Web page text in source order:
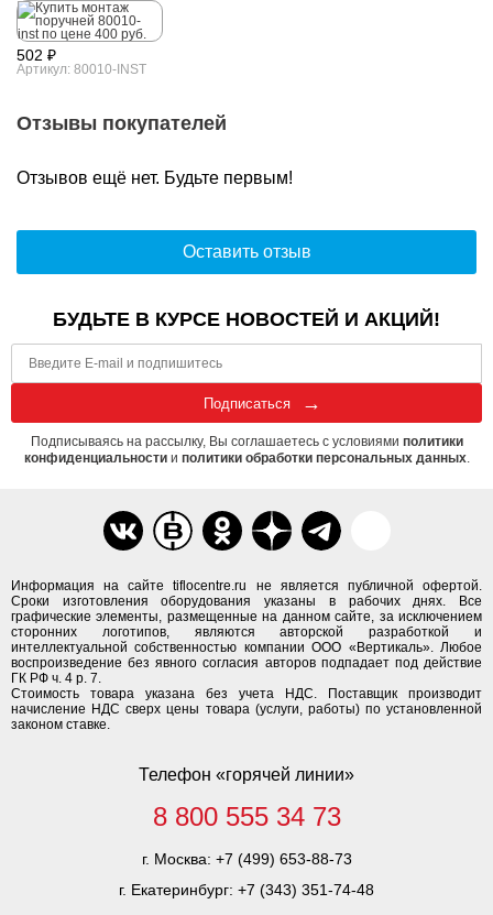
502 ₽
Артикул: 80010-INST
Отзывы покупателей
Отзывов ещё нет. Будьте первым!
Оставить отзыв
Информация на сайте tiflocentre.ru не является публичной офертой.
Сроки изготовления оборудования указаны в рабочих днях. Все
графические элементы, размещенные на данном сайте, за исключением
сторонних логотипов, являются авторской разработкой и
интеллектуальной собственностью компании ООО «Вертикаль». Любое
воспроизведение без явного согласия авторов подпадает под действие
ГК РФ ч. 4 р. 7.
Стоимость товара указана без учета НДС. Поставщик производит
начисление НДС сверх цены товара (услуги, работы) по установленной
законом ставке.
Телефон «горячей линии»
8 800 555 34 73
г. Москва: +7 (499) 653-88-73
г. Екатеринбург: +7 (343) 351-74-48
БУДЬТЕ В КУРСЕ НОВОСТЕЙ И АКЦИЙ!
Подписаться
Подписываясь на рассылку, Вы соглашаетесь с условиями политики
конфиденциальностии политики обработки персональных данных.